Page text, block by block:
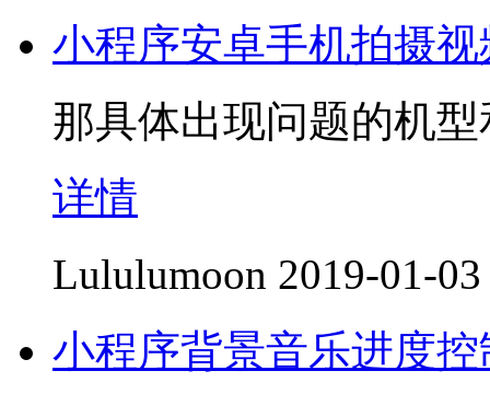
小程序安卓手机拍摄
那具体出现问题的机
详情
Lululumoon 2019-01-
小程序背景音乐进度控